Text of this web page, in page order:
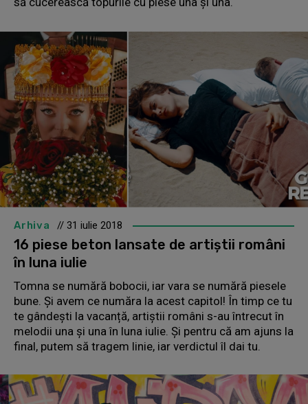
Arhiva // 31 iulie 2018
16 piese beton lansate de artiștii români
în luna iulie
Tomna se numără bobocii, iar vara se numără piesele
bune. Și avem ce număra la acest capitol! În timp ce tu
te gândești la vacanță, artiștii români s-au întrecut în
melodii una și una în luna iulie. Și pentru că am ajuns la
final, putem să tragem linie, iar verdictul îl dai tu.